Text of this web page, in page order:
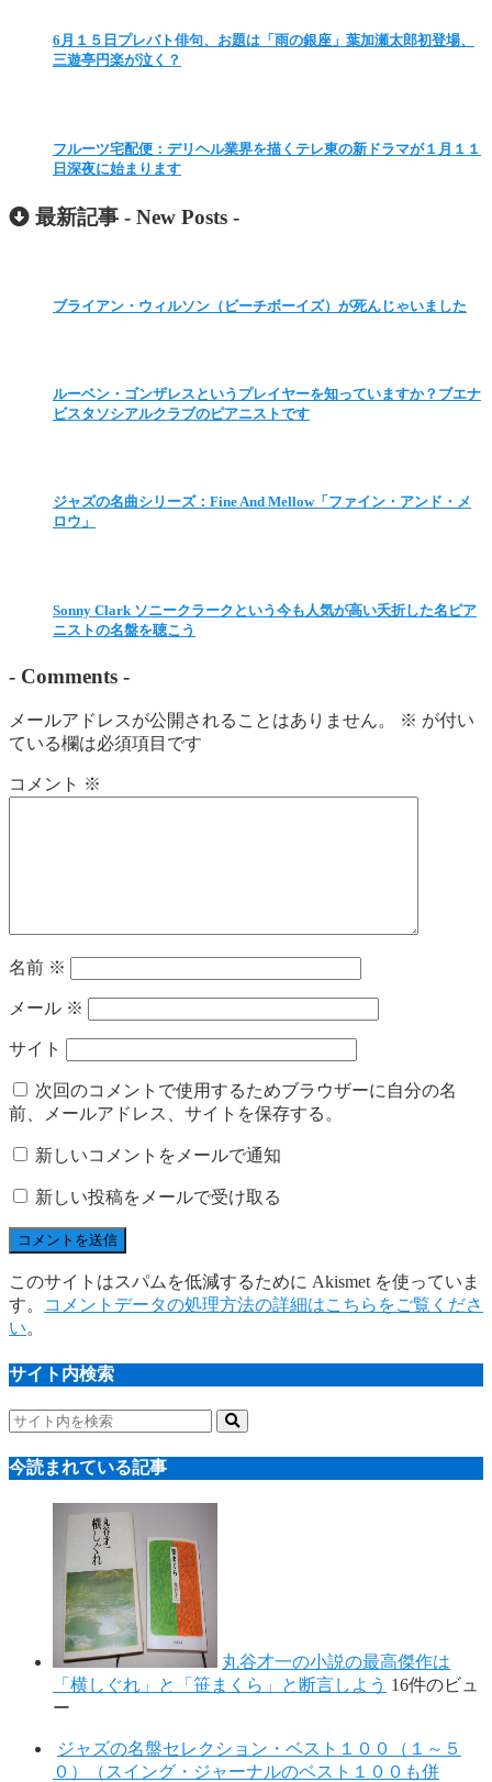
6月１５日プレバト俳句、お題は「雨の銀座」葉加瀬太郎初登場、
三遊亭円楽が泣く？
フルーツ宅配便：デリヘル業界を描くテレ東の新ドラマが１月１１
日深夜に始まります
最新記事 - New Posts -
ブライアン・ウィルソン（ビーチボーイズ）が死んじゃいました
ルーベン・ゴンザレスというプレイヤーを知っていますか？ブエナ
ビスタソシアルクラブのピアニストです
ジャズの名曲シリーズ：Fine And Mellow「ファイン・アンド・メ
ロウ」
Sonny Clark ソニークラークという今も人気が高い夭折した名ピア
ニストの名盤を聴こう
- Comments -
メールアドレスが公開されることはありません。 ※ が付い
ている欄は必須項目です
コメント ※
名前 ※
メール ※
サイト
次回のコメントで使用するためブラウザーに自分の名
前、メールアドレス、サイトを保存する。
新しいコメントをメールで通知
新しい投稿をメールで受け取る
このサイトはスパムを低減するために Akismet を使っていま
す。
コメントデータの処理方法の詳細はこちらをご覧くださ
い。
サイト内検索
今読まれている記事
丸谷才一の小説の最高傑作は
「横しぐれ」と「笹まくら」と断言しよう 16件のビュ
ー
ジャズの名盤セレクション・ベスト１００（１～５
０）（スイング・ジャーナルのベスト１００も併